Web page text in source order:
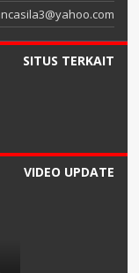
SITUS TERKAIT
VIDEO UPDATE